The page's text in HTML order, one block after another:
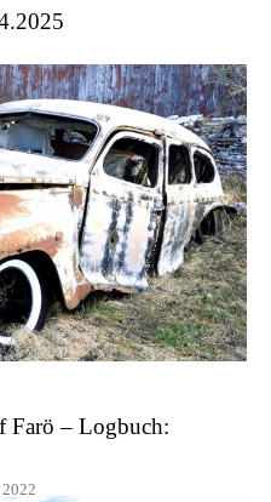
Farö – Logbuch:
2022